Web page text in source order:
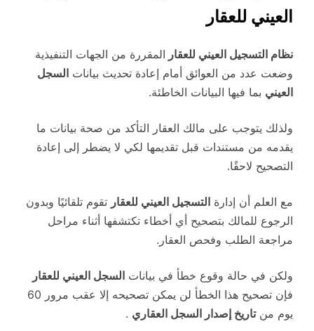
العيني للعقار
نظام التسجيل العيني للعقار المقررة من الجهات التنفيذية
وضعت عدد من العوائق أمام إعادة تحديث بيانات السجل
العيني بما فيها البيانات الخاطئة.
ولذلك يتوجب على مالك العقار التأكد من صحة بيانات ما
يقدمه من مستندات قبل تقديمها لكي لا يضطر إلى إعادة
التصحيح لاحقًا.
مع العلم أن إدارة التسجيل العيني للعقار تقوم تلقائيًا وبدون
الرجوع للمالك بتصحيح أي أخطاء تكتشفها أثناء مراحل
مراجعة الطلب وفحص العقار.
ولكن في حالة وقوع خطأ في بيانات السجل العيني للعقار
فإن تصحيح هذا الخطأ لن يمكن تصحيحه إلا عقب مرور 60
يوم منتاريخ إصدار السجل العقاري .